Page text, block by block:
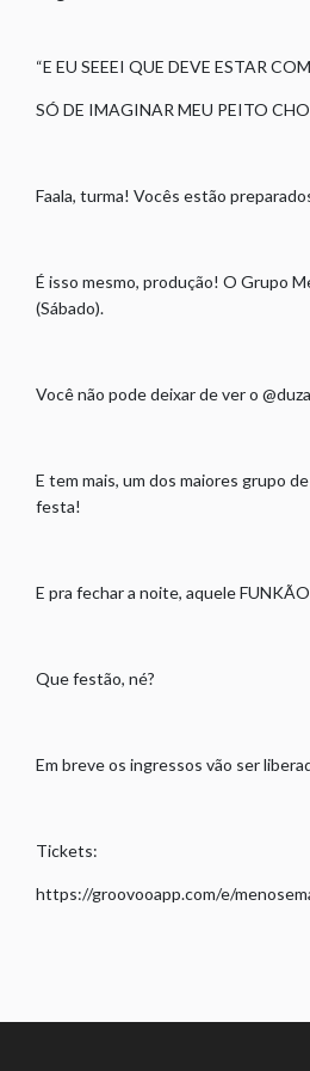
“E EU SEEEI QUE DEVE ESTAR
SÓ DE IMAGINAR MEU PEITO
Faala, turma! Vocês estão
É isso mesmo, produção! O Grupo
(Sábado).
Você não pode deixar de ver o
E tem mais, um dos maiores grupo
festa!
E pra fechar a noite, aquele
Que festão, né?
Em breve os ingressos vão ser
Tickets:
https://groovooapp.com/e/